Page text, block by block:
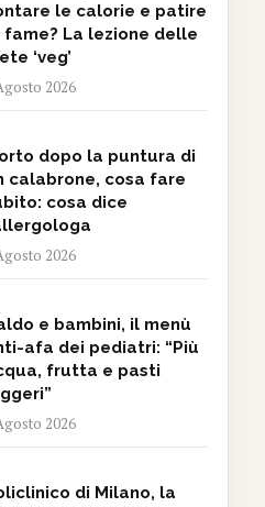
le calorie e patire
fame? La lezione delle
‘veg’
2026
dopo la puntura di
calabrone, cosa fare
cosa dice
2026
e bambini, il menù
afa dei pediatri: “Più
frutta e pasti
2026
di Milano, la